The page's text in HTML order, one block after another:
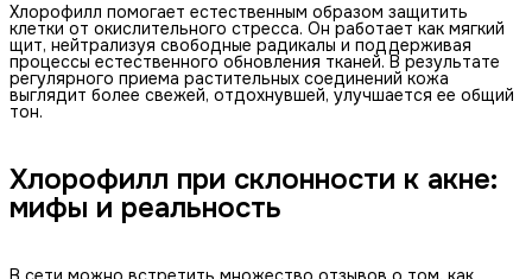
Хлорофилл помогает естественным образом защитить
клетки от окислительного стресса. Он работает как мягкий
щит, нейтрализуя свободные радикалы и поддерживая
процессы естественного обновления тканей. В результате
регулярного приема растительных соединений кожа
выглядит более свежей, отдохнувшей, улучшается ее общий
тон.
Хлорофилл при склонности к акне:
мифы и реальность